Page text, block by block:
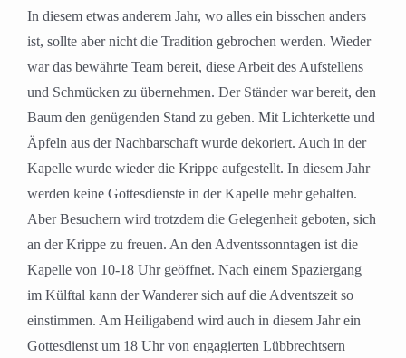
In diesem etwas anderem Jahr, wo alles ein bisschen anders
ist, sollte aber nicht die Tradition gebrochen werden. Wieder
war das bewährte Team bereit, diese Arbeit des Aufstellens
und Schmücken zu übernehmen. Der Ständer war bereit, den
Baum den genügenden Stand zu geben. Mit Lichterkette und
Äpfeln aus der Nachbarschaft wurde dekoriert. Auch in der
Kapelle wurde wieder die Krippe aufgestellt. In diesem Jahr
werden keine Gottesdienste in der Kapelle mehr gehalten.
Aber Besuchern wird trotzdem die Gelegenheit geboten, sich
an der Krippe zu freuen. An den Adventssonntagen ist die
Kapelle von 10-18 Uhr geöffnet. Nach einem Spaziergang
im Külftal kann der Wanderer sich auf die Adventszeit so
einstimmen. Am Heiligabend wird auch in diesem Jahr ein
Gottesdienst um 18 Uhr von engagierten Lübbrechtsern